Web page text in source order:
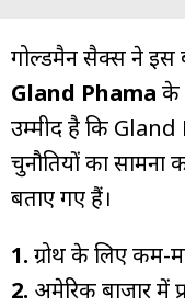
गोल्डमैन सैक्स ने इस
Gland Phama के
उम्मीद है कि Gland
चुनौतियों का
बताए गए हैं।
1. ग्रोथ के लिए कम-
2. अमेरिकी बाजार में